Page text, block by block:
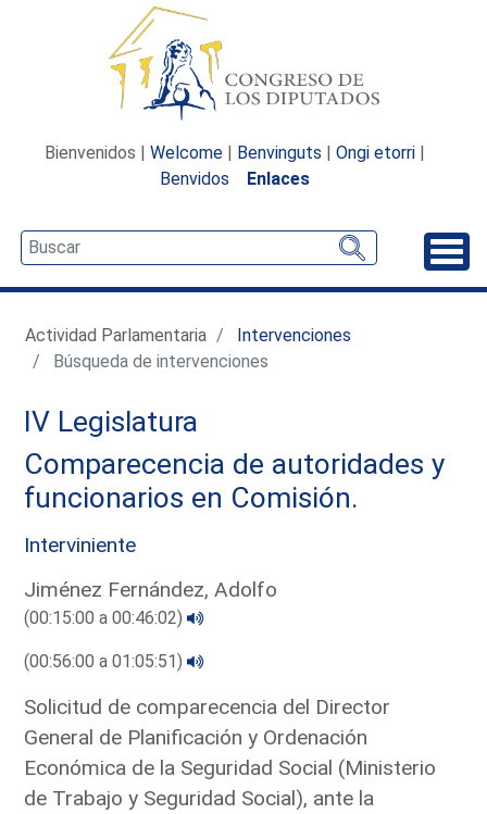
Bienvenidos | Welcome | Benvinguts | Ongi etorri |
Benvidos
Enlaces
Actividad Parlamentaria
Intervenciones
Búsqueda de intervenciones
IV Legislatura
Comparecencia de autoridades y
funcionarios en Comisión.
Interviniente
Jiménez Fernández, Adolfo
(00:15:00 a 00:46:02)
(00:56:00 a 01:05:51)
Solicitud de comparecencia del Director
General de Planificación y Ordenación
Económica de la Seguridad Social (Ministerio
de Trabajo y Seguridad Social), ante la